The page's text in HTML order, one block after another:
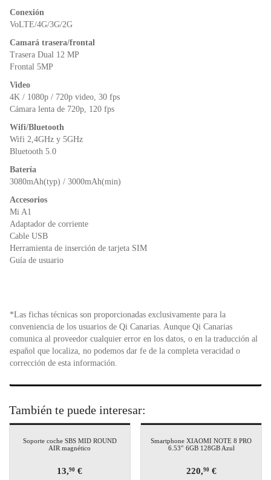
Conexión
VoLTE/4G/3G/2G
Camará trasera/frontal
Trasera Dual 12 MP
Frontal 5MP
Video
4K / 1080p / 720p video, 30 fps
Cámara lenta de 720p, 120 fps
Wifi/Bluetooth
Wifi 2,4GHz y 5GHz
Bluetooth 5.0
Batería
3080mAh(typ) / 3000mAh(min)
Accesorios
Mi A1
Adaptador de corriente
Cable USB
Herramienta de inserción de tarjeta SIM
Guía de usuario
*Las fichas técnicas son proporcionadas exclusivamente para la
conveniencia de los usuarios de Qi Canarias. Aunque Qi Canarias
comunica al proveedor cualquier error en los datos, o en la traducción al
español que localiza, no podemos dar fe de la completa veracidad o
corrección de esta información.
También te puede interesar:
Soporte coche SBS MID ROUND
AIR magnético
13,90 €
Smartphone XIAOMI NOTE 8 PRO
6.53″ 6GB 128GB Azul
220,90€